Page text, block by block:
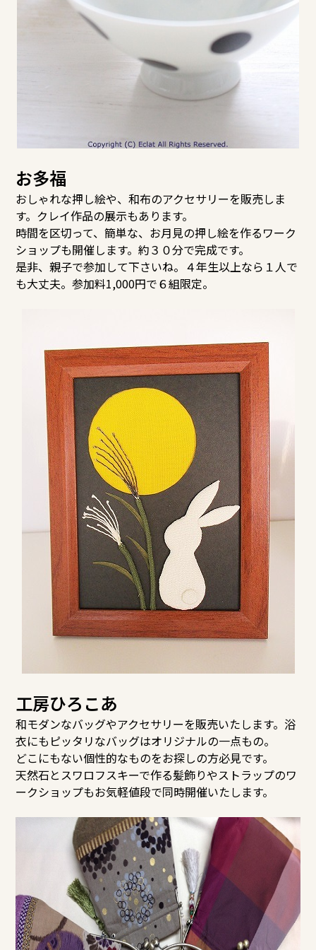
お多福
おしゃれな押し絵や、和布のアクセサリーを販売しま
す。クレイ作品の展示もあります。
時間を区切って、簡単な、お月見の押し絵を作るワーク
ショップも開催します。約３０分で完成です。
是非、親子で参加して下さいね。４年生以上なら１人で
も大丈夫。参加料1,000円で６組限定。
工房ひろこあ
和モダンなバッグやアクセサリーを販売いたします。浴
衣にもピッタリなバッグはオリジナルの一点もの。
どこにもない個性的なものをお探しの方必見です。
天然石とスワロフスキーで作る髪飾りやストラップのワ
ークショップもお気軽値段で同時開催いたします。